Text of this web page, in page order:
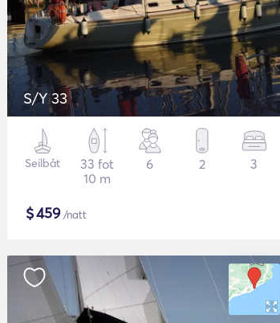
S/Y 33
Seilbåt
33 fot
10 m
6 2 3
$459/natt